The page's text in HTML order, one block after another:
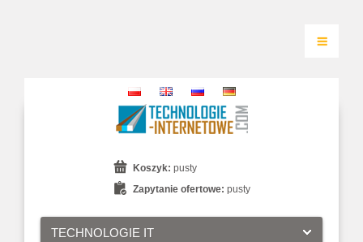
TECHNOLOGIE IT
Koszyk: pusty
Zapytanie ofertowe: pusty